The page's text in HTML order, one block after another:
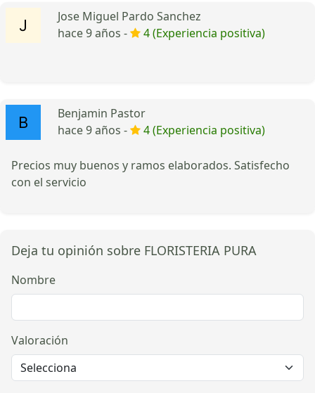
Jose Miguel Pardo Sanchez
hace 9 años -
4 (Experiencia positiva)
Benjamin Pastor
hace 9 años -
4 (Experiencia positiva)
Precios muy buenos y ramos elaborados. Satisfecho
con el servicio
Deja tu opinión sobre FLORISTERIA PURA
Nombre
Valoración